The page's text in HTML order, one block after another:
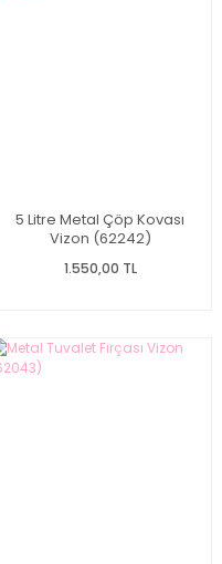
5 Litre Metal Çöp Kovası
Vizon (62242)
1.550,00 TL